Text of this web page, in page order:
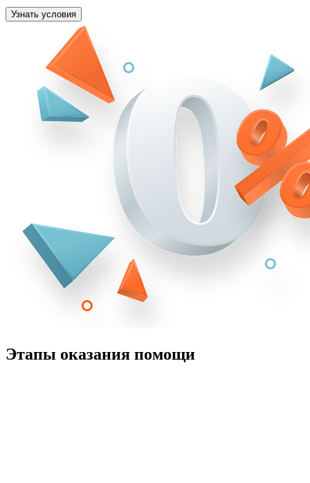
Узнать условия
Этапы оказания помощи